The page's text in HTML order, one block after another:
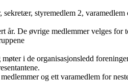
sekretær, styremedlem 2,
år. De øvrige medlemmer velges for
i de organisasjonsledd
og ett varamedlem for